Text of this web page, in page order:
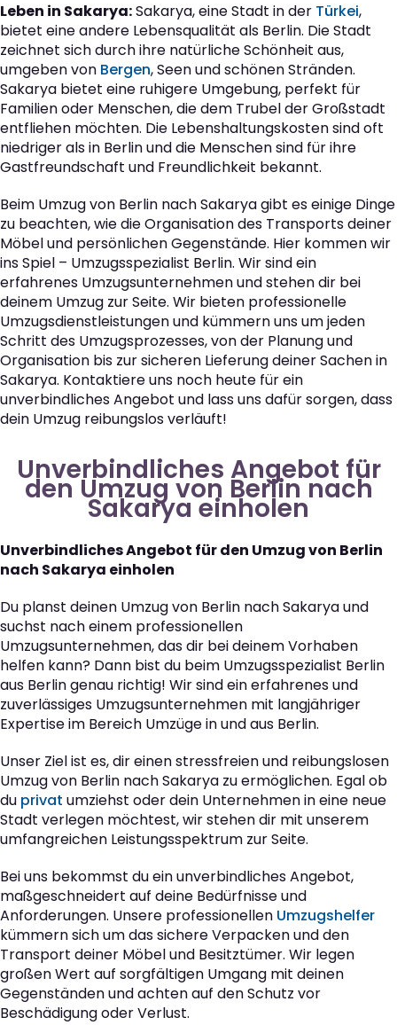
Leben in Sakarya:Sakarya, eine Stadt in der Türkei,
bietet eine andere Lebensqualität als Berlin. Die Stadt
zeichnet sich durch ihre natürliche Schönheit aus,
umgeben von Bergen, Seen und schönen Stränden.
Sakarya bietet eine ruhigere Umgebung, perfekt für
Familien oder Menschen, die dem Trubel der Großstadt
entfliehen möchten. Die Lebenshaltungskosten sind oft
niedriger als in Berlin und die Menschen sind für ihre
Gastfreundschaft und Freundlichkeit bekannt.
Beim Umzug von Berlin nach Sakarya gibt es einige Dinge
zu beachten, wie die Organisation des Transports deiner
Möbel und persönlichen Gegenstände. Hier kommen wir
ins Spiel – Umzugsspezialist Berlin. Wir sind ein
erfahrenes Umzugsunternehmen und stehen dir bei
deinem Umzug zur Seite. Wir bieten professionelle
Umzugsdienstleistungen und kümmern uns um jeden
Schritt des Umzugsprozesses, von der Planung und
Organisation bis zur sicheren Lieferung deiner Sachen in
Sakarya. Kontaktiere uns noch heute für ein
unverbindliches Angebot und lass uns dafür sorgen, dass
dein Umzug reibungslos verläuft!
Unverbindliches Angebot für
den Umzug von Berlin nach
Sakarya einholen
Unverbindliches Angebot für den Umzug von Berlin
nach Sakarya einholen
Du planst deinen Umzug von Berlin nach Sakarya und
suchst nach einem professionellen
Umzugsunternehmen, das dir bei deinem Vorhaben
helfen kann? Dann bist du beim Umzugsspezialist Berlin
aus Berlin genau richtig! Wir sind ein erfahrenes und
zuverlässiges Umzugsunternehmen mit langjähriger
Expertise im Bereich Umzüge in und aus Berlin.
Unser Ziel ist es, dir einen stressfreien und reibungslosen
Umzug von Berlin nach Sakarya zu ermöglichen. Egal ob
du privat umziehst oder dein Unternehmen in eine neue
Stadt verlegen möchtest, wir stehen dir mit unserem
umfangreichen Leistungsspektrum zur Seite.
Bei uns bekommst du ein unverbindliches Angebot,
maßgeschneidert auf deine Bedürfnisse und
Anforderungen. Unsere professionellen Umzugshelfer
kümmern sich um das sichere Verpacken und den
Transport deiner Möbel und Besitztümer. Wir legen
großen Wert auf sorgfältigen Umgang mit deinen
Gegenständen und achten auf den Schutz vor
Beschädigung oder Verlust.